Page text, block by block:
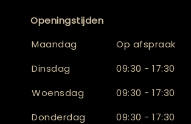
Openingstijden
Maandag
Op afspraak
Dinsdag
09:30 - 17:30
Woensdag
09:30 - 17:30
Donderdag
09:30 - 17:30